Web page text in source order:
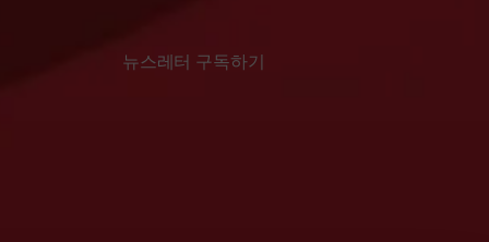
뉴스레터 구독하기